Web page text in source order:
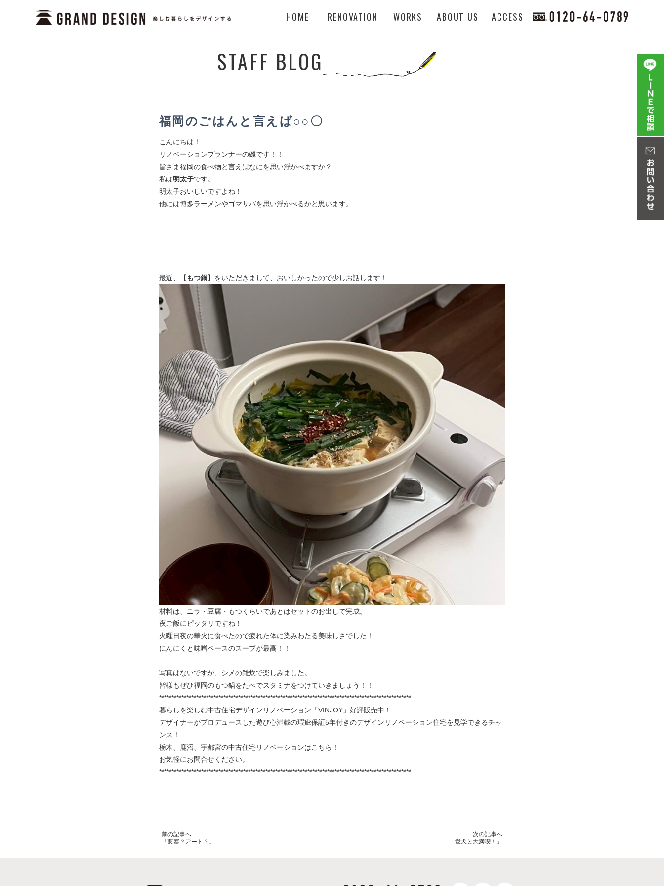
HOME RENOVATION WORKS ABOUT US ACCESS
STAFF BLOG
福岡のごはんと言えば○○〇
こんにちは！
リノベーションプランナーの磯です！！
皆さま福岡の食べ物と言えばなにを思い浮かべますか？
私は明太子です。
明太子おいしいですよね！
他には博多ラーメンやゴマサバを思い浮かべるかと思います。
最近、【 もつ鍋】をいただきまして、おいしかったので少しお話します！
材料は、ニラ・豆腐・もつくらいであとはセットのお出しで完成。
夜ご飯にピッタリですね！
火曜日夜の華火に食べたので疲れた体に染みわたる美味しさでした！
にんにくと味噌ベースのスープが最高！！
写真はないですが、シメの雑炊で楽しみました。
皆様もぜひ福岡のもつ鍋をたべでスタミナをつけていきましょう！！
******************************************************************************************************
暮らしを楽しむ中古住宅デザインリノベーション「VINJOY」好評販売中！
デザイナーがプロデュースした遊び心満載の瑕疵保証5年付きのデザインリノベーション住宅を見学できるチャ
ンス！
栃木、鹿沼、宇都宮の中古住宅リノベーションはこちら！
お気軽にお問合せください。
******************************************************************************************************
前の記事へ
「要塞？アート？」
次の記事へ
「愛犬と大満喫！」